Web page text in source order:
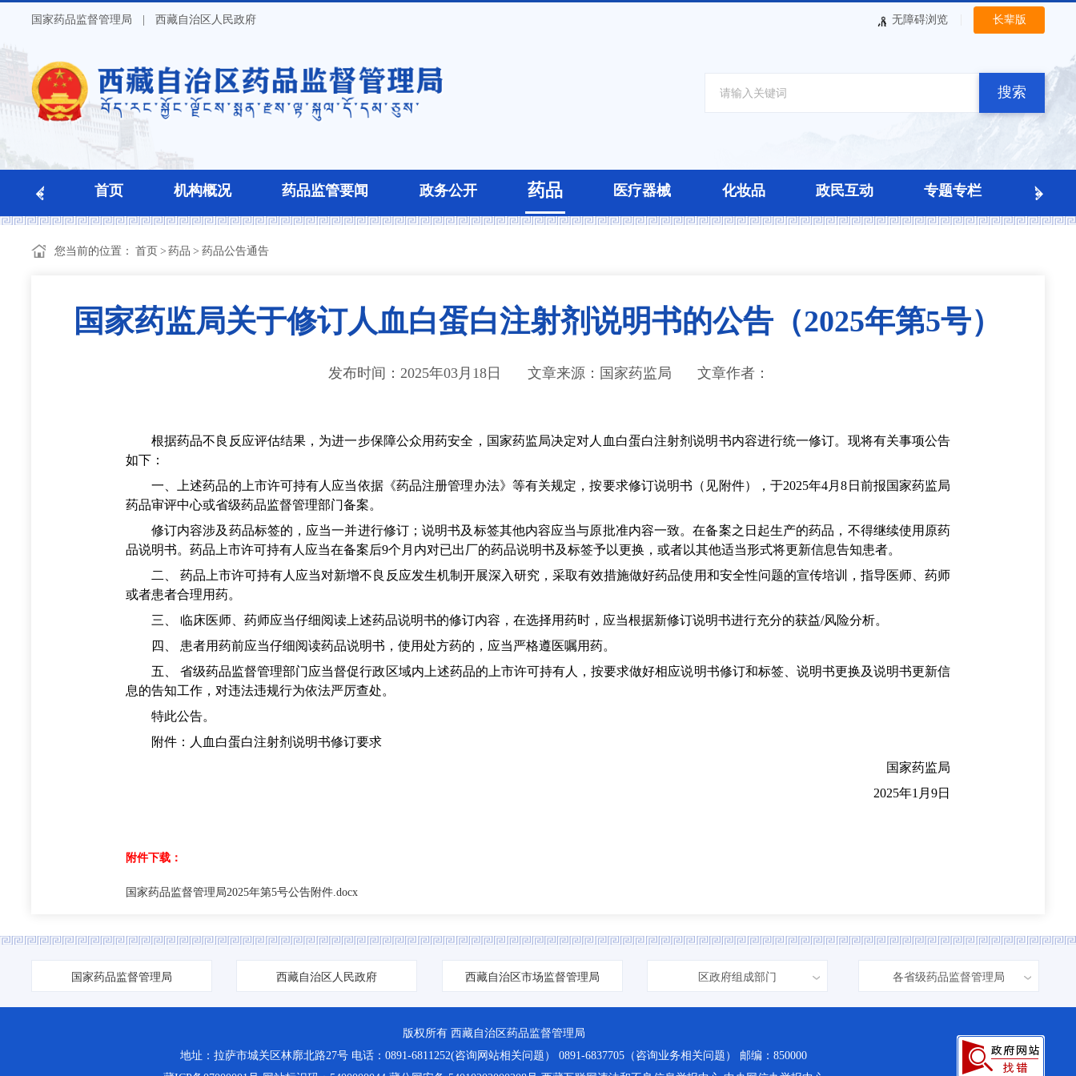
国家药品监督管理局 | 西藏自治区人民政府 无障碍浏览 长辈版
搜索
首页 机构概况 药品监管要闻 政务公开 药品 医疗器械 化妆品 政民互动 专题专栏
您当前的位置： 首页 > 药品 > 药品公告通告
国家药监局关于修订人血白蛋白注射剂说明书的公告（2025年第5号）
发布时间：2025年03月18日 文章来源：国家药监局 文章作者：
根据药品不良反应评估结果，为进一步保障公众用药安全，国家药监局决定对人血白蛋白注射剂说明书内容进行统一修订。现将有关事项公告
如下：
一、上述药品的上市许可持有人应当依据《药品注册管理办法》等有关规定，按要求修订说明书（见附件），于2025年4月8日前报国家药监局
药品审评中心或省级药品监督管理部门备案。
修订内容涉及药品标签的，应当一并进行修订；说明书及标签其他内容应当与原批准内容一致。在备案之日起生产的药品，不得继续使用原药
品说明书。药品上市许可持有人应当在备案后9个月内对已出厂的药品说明书及标签予以更换，或者以其他适当形式将更新信息告知患者。
二、 药品上市许可持有人应当对新增不良反应发生机制开展深入研究，采取有效措施做好药品使用和安全性问题的宣传培训，指导医师、药师
或者患者合理用药。
三、 临床医师、药师应当仔细阅读上述药品说明书的修订内容，在选择用药时，应当根据新修订说明书进行充分的获益/风险分析。
四、 患者用药前应当仔细阅读药品说明书，使用处方药的，应当严格遵医嘱用药。
五、 省级药品监督管理部门应当督促行政区域内上述药品的上市许可持有人，按要求做好相应说明书修订和标签、说明书更换及说明书更新信
息的告知工作，对违法违规行为依法严厉查处。
特此公告。
附件：人血白蛋白注射剂说明书修订要求
国家药监局
2025年1月9日
附件下载：
国家药品监督管理局2025年第5号公告附件.docx
国家药品监督管理局 西藏自治区人民政府 西藏自治区市场监督管理局 区政府组成部门 各省级药品监督管理局
版权所有 西藏自治区药品监督管理局
地址：拉萨市城关区林廓北路27号 电话：0891-6811252(咨询网站相关问题） 0891-6837705（咨询业务相关问题） 邮编：850000